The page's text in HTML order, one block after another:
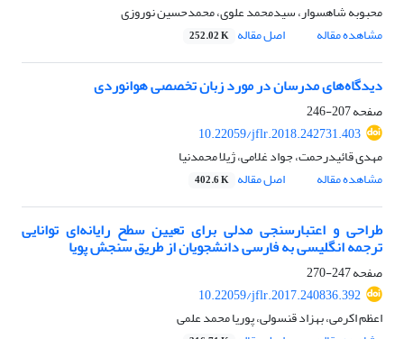
محبوبه شاهسوار، سیدمحمد علوی، محمدحسین نوروزی
مشاهده مقاله
اصل مقاله 252.02 K
دیدگاه‌های مدرسان در مورد زبان تخصصی هوانوردی
صفحه207-246
10.22059/jflr.2018.242731.403
مهدی قائیدرحمت، جواد غلامی، ژیلا محمدنیا
مشاهده مقاله
اصل مقاله 402.6 K
طراحی و اعتبارسنجی مدلی برای تعیین سطح رایانه‌ای توانایی
ترجمه انگلیسی به فارسی دانشجویان از طریق سنجش پویا
صفحه247-270
10.22059/jflr.2017.240836.392
اعظم اکرمی، بهزاد قنسولی، پوریا محمد علمی